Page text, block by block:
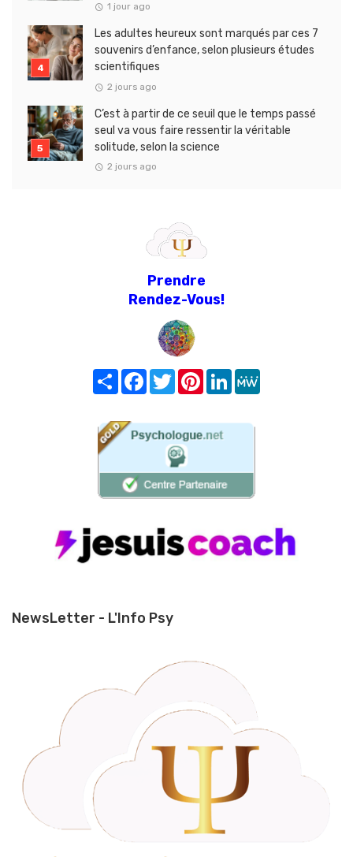
1 jour ago
Les adultes heureux sont marqués par ces 7
souvenirs d’enfance, selon plusieurs études
scientifiques
2 jours ago
C’est à partir de ce seuil que le temps passé
seul va vous faire ressentir la véritable
solitude, selon la science
2 jours ago
Prendre
Rendez-Vous!
Share FacebookTwitterPinterest
LinkedIn
NewsLetter - L'Info Psy